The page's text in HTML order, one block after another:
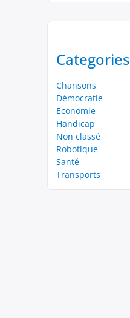
Categories
Chansons
Démocratie
Economie
Handicap
Non classé
Robotique
Santé
Transports